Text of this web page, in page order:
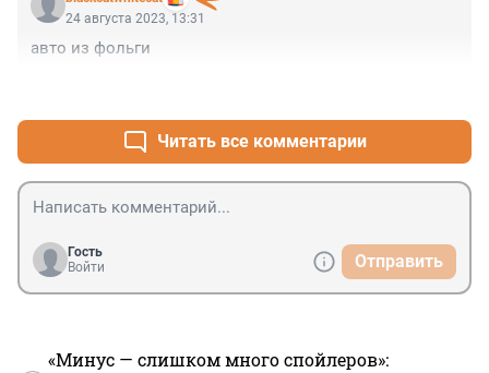
24 августа 2023, 13:31
авто из фольги
Читать все комментарии
Гость
Войти
Отправить
«Минус — слишком много спойлеров»: